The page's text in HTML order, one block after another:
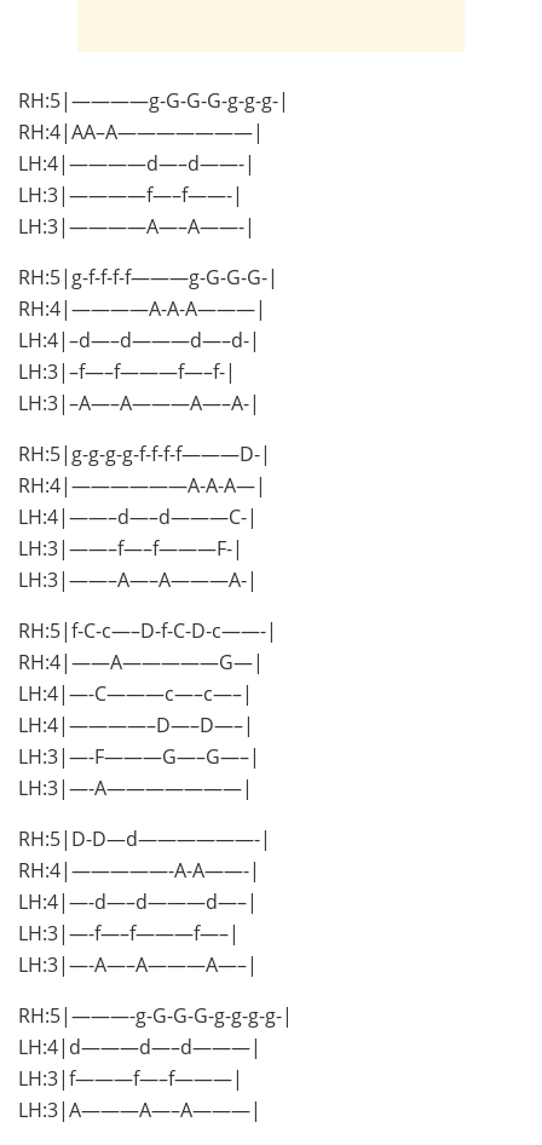
RH:5|————g-G-G-G-g-g-g-|
RH:4|AA–A———————|
LH:4|————d—–d——-|
LH:3|————f—–f——-|
LH:3|————A—–A——-|
RH:5|g-f-f-f-f———g-G-G-G-|
RH:4|————A-A-A———|
LH:4|–d—–d———d—–d-|
LH:3|–f—–f———f—–f-|
LH:3|–A—–A———A—–A-|
RH:5|g-g-g-g-f-f-f-f———D-|
RH:4|——————A-A-A—|
LH:4|——–d—–d———C-|
LH:3|——–f—–f———F-|
LH:3|——–A—–A———A-|
RH:5|f-C-c—–D-f-C-D-c——-|
RH:4|——A—————G—|
LH:4|—-C———c—–c—–|
LH:4|————–D—–D—–|
LH:3|—-F———G—–G—–|
LH:3|—-A———————|
RH:5|D-D—d——————-|
RH:4|—————-A-A——-|
LH:4|—-d—–d———d—–|
LH:3|—-f—–f———f—–|
LH:3|—-A—–A———A—–|
RH:5|———-g-G-G-G-g-g-g-g-|
LH:4|d———d—–d———|
LH:3|f———f—–f———|
LH:3|A———A—–A———|